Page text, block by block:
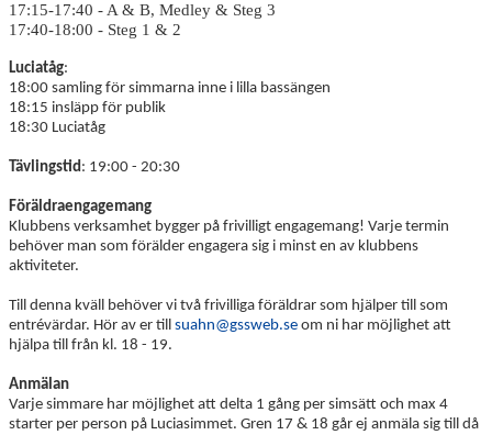
17:15-17:40 - A & B, Medley & Steg 3
17:40-18:00 - Steg 1 & 2
Luciatåg:
18:00 samling för simmarna inne i lilla bassängen
18:15 insläpp för publik
18:30 Luciatåg
Tävlingstid: 19:00 - 20:30
Föräldraengagemang
Klubbens verksamhet bygger på frivilligt engagemang! Varje termin
behöver man som förälder engagera sig i minst en av klubbens
aktiviteter.
Till denna kväll behöver vi två frivilliga föräldrar som hjälper till som
entrévärdar. Hör av er till suahn@gssweb.se om ni har möjlighet att
hjälpa till från kl. 18 - 19.
Anmälan
Varje simmare har möjlighet att delta 1 gång per simsätt och max 4
starter per person på Luciasimmet. Gren 17 & 18 går ej anmäla sig till då